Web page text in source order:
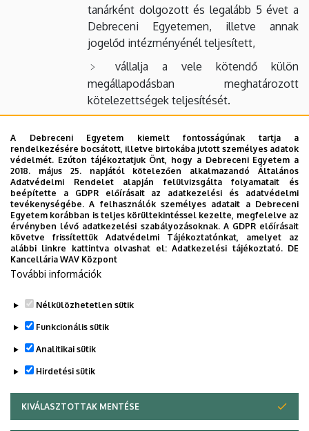
tanárként dolgozott és legalább 5 évet a
Debreceni Egyetemen, illetve annak
jogelőd intézményénél teljesített,
vállalja a vele kötendő külön
megállapodásban meghatározott
kötelezettségek teljesítését.
A cím használata határozatlan időre illeti meg a jogosultat.
Honoris causa: Az egyetem az arra érdemes
bel- és külföldi személyeket tiszteletbeli doktorrá
(doctor honoris causa) avathatja. A kitüntető
címet nemzetközi elismertségű tudományos
munkássággal és az egyetem érdekében kifejtett
tevékenységgel lehet kiérdemelni.
Legutóbbi frissítés: 2022. 08. 02. 13:28
A Debreceni Egyetem kiemelt fontosságúnak tartja a
rendelkezésére bocsátott, illetve birtokába jutott személyes adatok
védelmét. Ezúton tájékoztatjuk Önt, hogy a Debreceni Egyetem a
2018. május 25. napjától kötelezően alkalmazandó Általános
Adatvédelmi Rendelet alapján felülvizsgálta folyamatait és
beépítette a GDPR előírásait az adatkezelési és adatvédelmi
tevékenységébe. A felhasználók személyes adatait a Debreceni
Egyetem korábban is teljes körültekintéssel kezelte, megfelelve az
érvényben lévő adatkezelési szabályozásoknak. A GDPR előírásait
követve frissítettük Adatvédelmi Tájékoztatónkat, amelyet az
alábbi linkre kattintva olvashat el:Adatkezelési tájékoztató. DE
Kancellária WAV Központ
További információk
Nélkülözhetetlen sütik
Funkcionális sütik
Analitikai sütik
Hirdetési sütik
KIVÁLASZTOTTAK MENTÉSE
WITHDRAW CONSENT